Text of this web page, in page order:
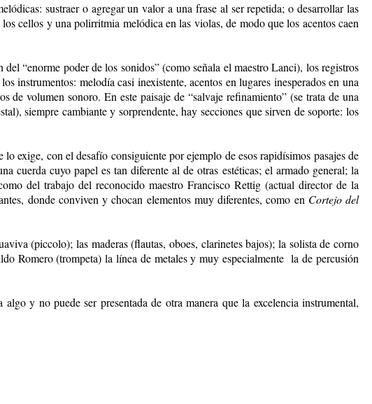
sustraer o agregar un valor a una frase al ser repetida; o desarrollar las
cellos y una polirritmia melódica en las violas, de modo que los acentos caen
“enorme poder de los sonidos” (como señala el maestro Lanci), los registros
instrumentos: melodía casi inexistente, acentos en lugares inesperados en una
de volumen sonoro. En este paisaje de “salvaje refinamiento” (se trata de una
siempre cambiante y sorprendente, hay secciones que sirven de soporte: los
exige, con el desafío consiguiente por ejemplo de esos rapidísimos pasajes de
cuerda cuyo papel es tan diferente al de otras estéticas; el armado general; la
del trabajo del reconocido maestro Francisco Rettig (actual director de la
donde conviven y chocan elementos muy diferentes, como en Cortejo del
(piccolo); las maderas (flautas, oboes, clarinetes bajos); la solista de corno
Romero (trompeta) la línea de metales y muy especialmente la de percusión
y no puede ser presentada de otra manera que la excelencia instrumental,